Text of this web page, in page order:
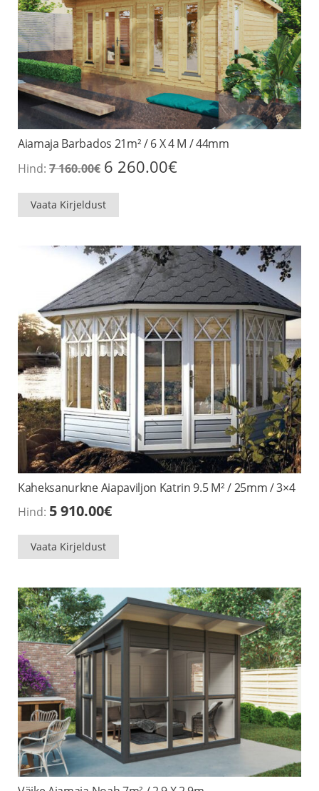
Aiamaja Barbados 21m² / 6 X 4 M / 44mm
Hind: 7 160.00€ Algne
hind
7
160.00€.
6 260.00€Praegune
Vaata Kirjeldust
Kaheksanurkne Aiapaviljon Katrin 9.5 M² / 25mm / 3×4
Hind: 5 910.00€
Vaata Kirjeldust